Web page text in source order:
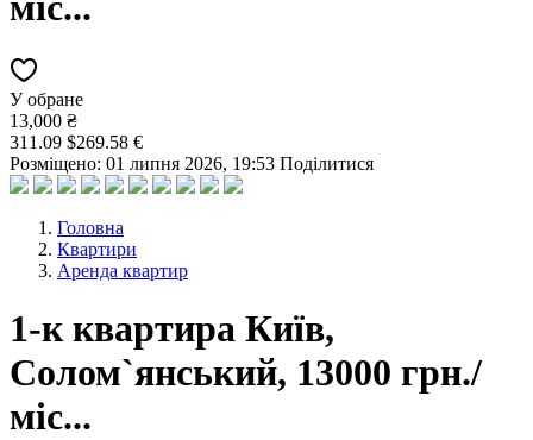
У обране
13,000 ₴
311.09 $269.58 €
Розміщено: 01 липня 2026, 19:53 Поділитися
Головна
Квартири
Аренда квартир
1-к квартира Київ,
Солом`янський, 13000 грн./
міс...